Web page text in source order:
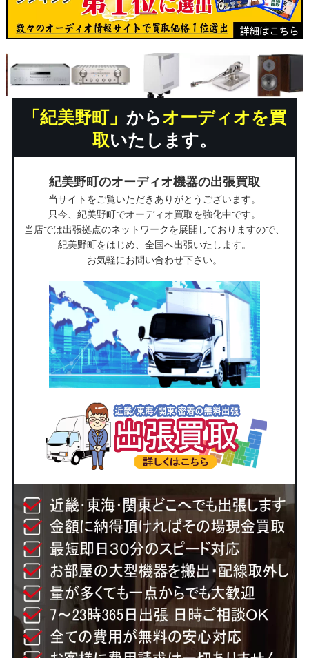
「紀美野町」 からオーディオを買
取いたします。
紀美野町のオーディオ機器の出張買取
当サイトをご覧いただきありがとうございます。
只今、紀美野町でオーディオ買取を強化中です。
当店では出張拠点のネットワークを展開しておりますので、
紀美野町をはじめ、全国へ出張いたします。
お気軽にお問い合わせ下さい。